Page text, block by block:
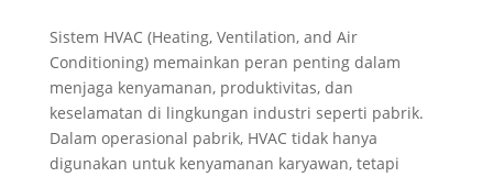
Sistem HVAC (Heating, Ventilation, and Air
Conditioning) memainkan peran penting dalam
menjaga kenyamanan, produktivitas, dan
keselamatan di lingkungan industri seperti pabrik.
Dalam operasional pabrik, HVAC tidak hanya
digunakan untuk kenyamanan karyawan, tetapi